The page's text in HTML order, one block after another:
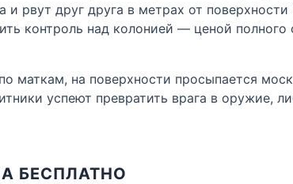
рвут друг друга в метрах от поверхности
контроль над колонией — ценой полного
маткам, на поверхности просыпается
успеют превратить врага в оружие,
БЕСПЛАТНО